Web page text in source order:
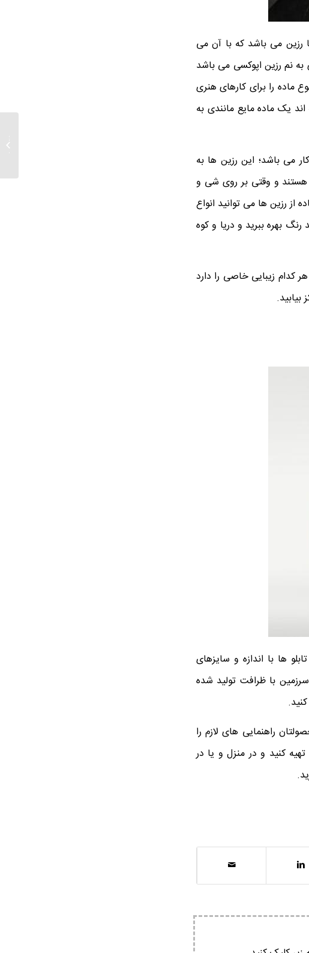
رزین می باشد که با آن می
به نم رزین اپوکسی می باشد
را برای کارهای هنری
یک ماده مایع مانندی به
می باشد؛ این رزین ها به
و وقتی بر روی شی و
رزین ها می توانید انواع
بهره ببرید و دریا و کوه
کدام زیبایی خاصی را دارد
ها با اندازه و سایزهای
با ظرافت تولید شده
راهنمایی های لازم را
کنید و در منزل و یا در
رنگ